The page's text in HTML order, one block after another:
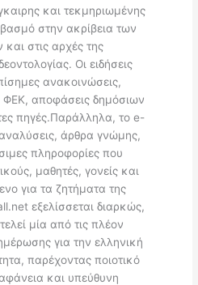
και τεκμηριωμένης
στην ακρίβεια των
στις αρχές της
Οι ειδήσεις
ανακοινώσεις,
ΦΕΚ, αποφάσεις δημόσιων
πηγές.Παράλληλα, το e-
άρθρα γνώμης,
πληροφορίες που
μαθητές, γονείς και
για τα ζητήματα της
εξελίσσεται διαρκώς,
μία από τις πλέον
για την ελληνική
παρέχοντας ποιοτικό
και υπεύθυνη